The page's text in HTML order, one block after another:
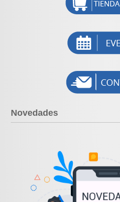
Novedades